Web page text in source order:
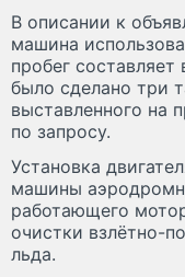
В описании к
машина
пробег
было сделано три
выставленного на
по запросу.
Установка
машины
работающего
очистки взлётно-
льда.